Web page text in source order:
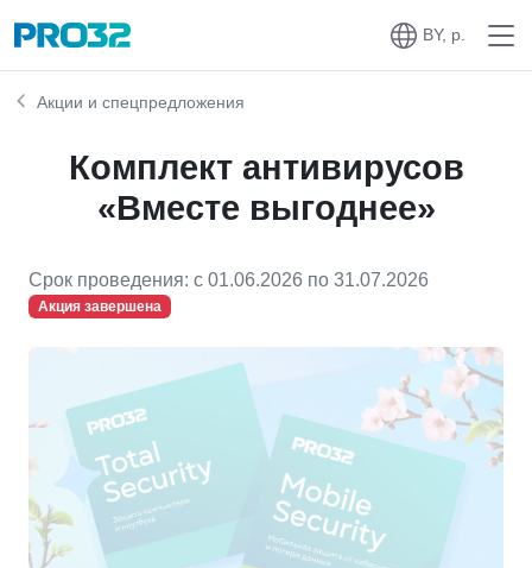
BY, р.
Акции и спецпредложения
Комплект антивирусов
«Вместе выгоднее»
Срок проведения: c 01.06.2026 по 31.07.2026
Акция завершена